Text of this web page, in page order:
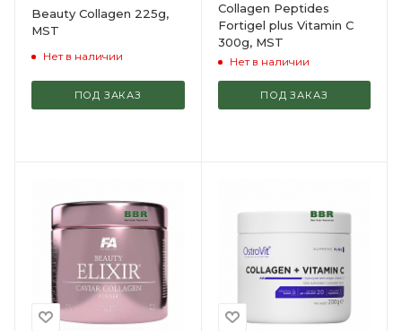
Beauty Collagen 225g,
MST
Нет в наличии
ПОД ЗАКАЗ
Collagen Peptides
Fortigel plus Vitamin C
300g, MST
Нет в наличии
ПОД ЗАКАЗ